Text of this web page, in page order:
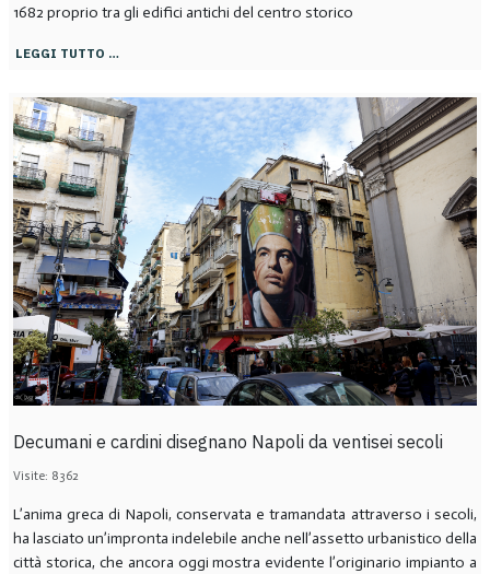
1682 proprio tra gli edifici antichi del centro storico
LEGGI TUTTO …
Decumani e cardini disegnano Napoli da ventisei secoli
Visite: 8362
L’anima greca di Napoli, conservata e tramandata attraverso i secoli,
ha lasciato un’impronta indelebile anche nell’assetto urbanistico della
città storica, che ancora oggi mostra evidente l’originario impianto a